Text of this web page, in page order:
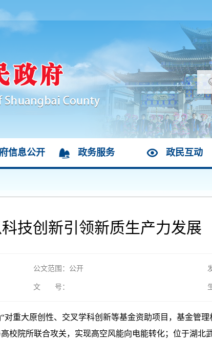
信息公开 政务服务 政民互动
科技创新引领新质生产力发展
公文范围：公开
文 号：
重大原创性、交叉学科创新等基金资助项目，基金管
校院所联合攻关，实现高空风能向电能转化；位于湖北